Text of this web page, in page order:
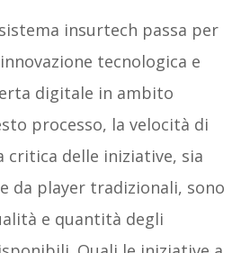
insurtech passa per
tecnologica e
digitale in ambito
processo, la velocità di
critica delle iniziative, sia
da player tradizionali, sono
e quantità degli